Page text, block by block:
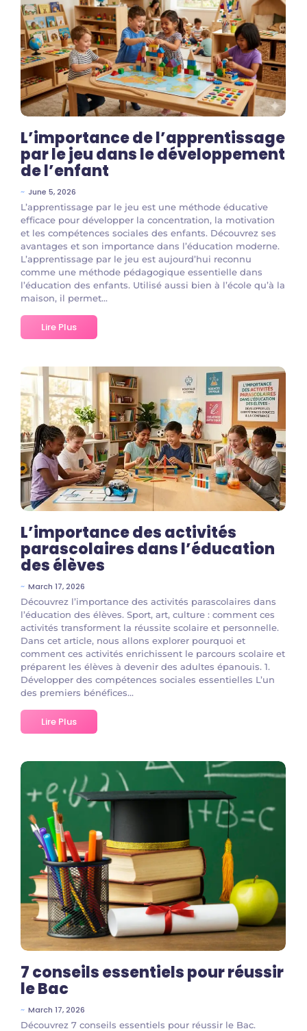
L’importance de l’apprentissage
par le jeu dans le développement
de l’enfant
~ June 5, 2026
L’apprentissage par le jeu est une méthode éducative
efficace pour développer la concentration, la motivation
et les compétences sociales des enfants. Découvrez ses
avantages et son importance dans l’éducation moderne.
L’apprentissage par le jeu est aujourd’hui reconnu
comme une méthode pédagogique essentielle dans
l’éducation des enfants. Utilisé aussi bien à l’école qu’à la
maison, il permet...
Lire Plus
L’importance des activités
parascolaires dans l’éducation
des élèves
~ March 17, 2026
Découvrez l’importance des activités parascolaires dans
l’éducation des élèves. Sport, art, culture : comment ces
activités transforment la réussite scolaire et personnelle.
Dans cet article, nous allons explorer pourquoi et
comment ces activités enrichissent le parcours scolaire et
préparent les élèves à devenir des adultes épanouis. 1.
Développer des compétences sociales essentielles L’un
des premiers bénéfices...
Lire Plus
7 conseils essentiels pour réussir
le Bac
~ March 17, 2026
Découvrez 7 conseils essentiels pour réussir le Bac.